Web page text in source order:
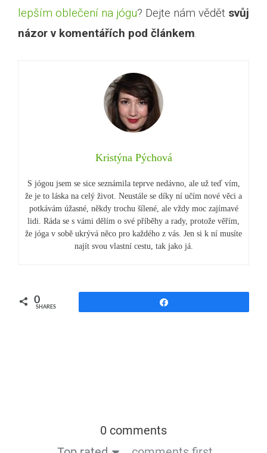
lepším oblečení na jógu? Dejte nám vědět svůj
názor v komentářích pod článkem
Kristýna Pýchová
S jógou jsem se sice seznámila teprve nedávno, ale už teď vím,
že je to láska na celý život. Neustále se díky ní učím nové věci a
potkávám úžasné, někdy trochu šílené, ale vždy moc zajímavé
lidi. Ráda se s vámi dělím o své příběhy a rady, protože věřím,
že jóga v sobě ukrývá něco pro každého z vás. Jen si k ní musíte
najít svou vlastní cestu, tak jako já.
0
SHARES
0 comments